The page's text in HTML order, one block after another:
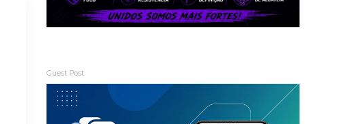
Guest Post